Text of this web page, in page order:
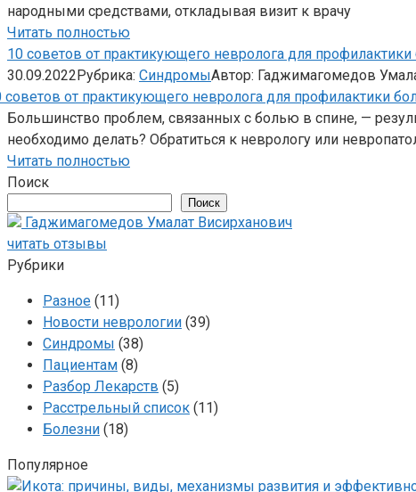
народными средствами, откладывая визит к врачу
Читать полностью
10 советов от практикующего невролога для
30.09.2022Рубрика: СиндромыАвтор: Гаджимагомедов
Большинство проблем, связанных с болью в спине, —
необходимо делать? Обратиться к неврологу или
Читать полностью
Поиск
Поиск
Гаджимагомедов Умалат Висирханович
читать отзывы
Рубрики
Разное (11)
Новости неврологии (39)
Синдромы (38)
Пациентам (8)
Разбор Лекарств (5)
Расстрельный список (11)
Болезни (18)
Популярное